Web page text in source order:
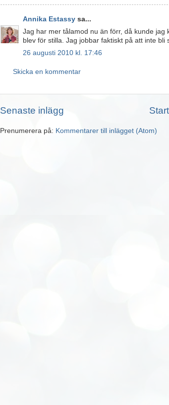
Annika Estassy sa...
Jag har mer tålamod nu än förr, då kunde
blev för stilla. Jag jobbar faktiskt på att inte bli
26 augusti 2010 kl. 17:46
Skicka en kommentar
Senaste inlägg
Prenumerera på: Kommentarer till inlägget (Atom)